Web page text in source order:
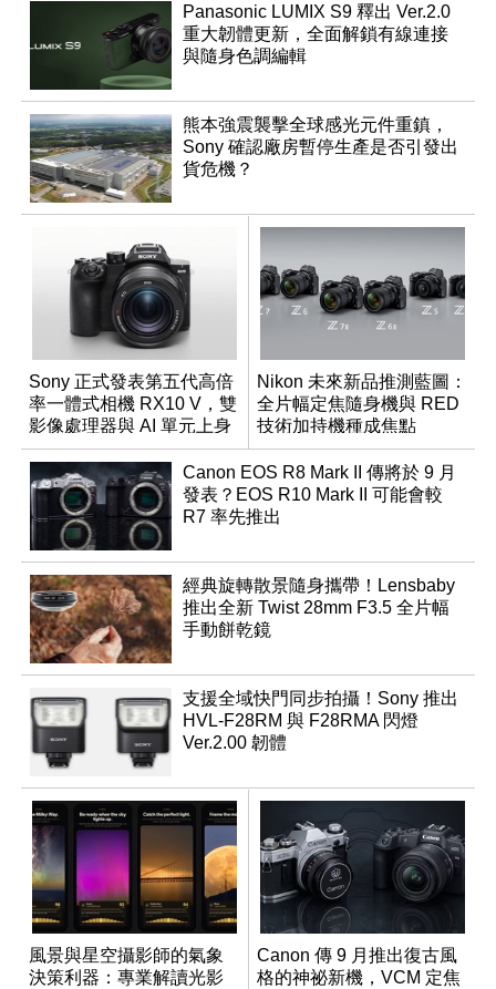
Panasonic LUMIX S9 釋出 Ver.2.0
重大韌體更新，全面解鎖有線連接
與隨身色調編輯
熊本強震襲擊全球感光元件重鎮，
Sony 確認廠房暫停生產是否引發出
貨危機？
Sony 正式發表第五代高倍
率一體式相機 RX10 V，雙
影像處理器與 AI 單元上身
Nikon 未來新品推測藍圖：
全片幅定焦隨身機與 RED
技術加持機種成焦點
Canon EOS R8 Mark II 傳將於 9 月
發表？EOS R10 Mark II 可能會較
R7 率先推出
經典旋轉散景隨身攜帶！Lensbaby
推出全新 Twist 28mm F3.5 全片幅
手動餅乾鏡
支援全域快門同步拍攝！Sony 推出
HVL-F28RM 與 F28RMA 閃燈
Ver.2.00 韌體
風景與星空攝影師的氣象
決策利器：專業解讀光影
Canon 傳 9 月推出復古風
格的神祕新機，VCM 定焦